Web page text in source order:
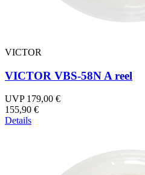
VICTOR
VICTOR VBS-58N A reel
UVP 179,00 €
155,90 €
Details